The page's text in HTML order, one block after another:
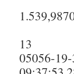
13
05056-